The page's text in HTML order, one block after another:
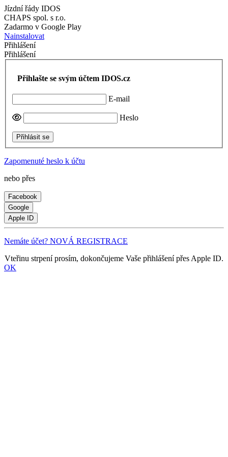
Jízdní řády IDOS
CHAPS spol. s r.o.
Zadarmo v Google Play
Nainstalovat
Přihlášení
Přihlášení
Přihlašte se svým účtem IDOS.cz
E-mail
Heslo
Přihlásit se
Zapomenuté heslo k účtu
nebo přes
Facebook
Google
Apple ID
Nemáte účet? NOVÁ REGISTRACE
Vteřinu strpení prosím, dokončujeme Vaše přihlášení přes Apple ID.
OK